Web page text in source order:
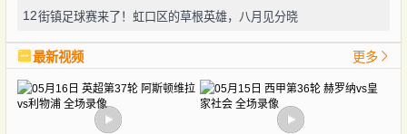
12街镇足球赛来了！虹口区的草根英雄，八月见分晓
最新视频 更多